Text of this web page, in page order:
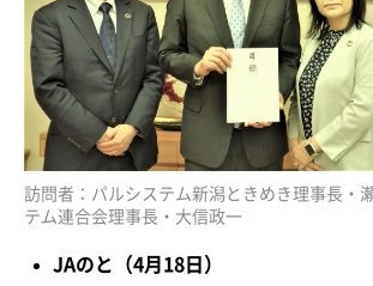
訪問者：パルシステム新潟ときめき理事長・
テム連合会理事長・大信政一
JAのと（4月18日）